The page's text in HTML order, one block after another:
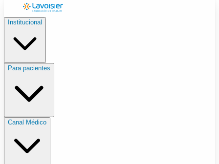
Institucional
Para pacientes
Canal Médico